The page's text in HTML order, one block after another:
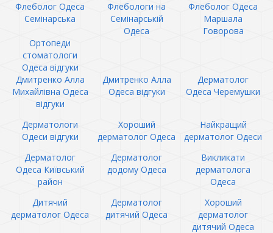
Флеболог Одеса
Семінарська
Флебологи на
Семінарській
Одеса
Флеболог Одеса
Маршала
Говорова
Ортопеди
стоматологи
Одеса відгуки
Дмитренко Алла
Михайлівна Одеса
відгуки
Дмитренко Алла
Одеса відгуки
Дерматолог
Одеса Черемушки
Дерматологи
Одеси відгуки
Хороший
дерматолог Одеса
Найкращий
дерматолог Одеси
Дерматолог
Одеса Київський
район
Дерматолог
додому Одеса
Викликати
дерматолога
Одеса
Дитячий
дерматолог Одеса
Дерматолог
дитячий Одеса
Хороший
дерматолог
дитячий Одеса